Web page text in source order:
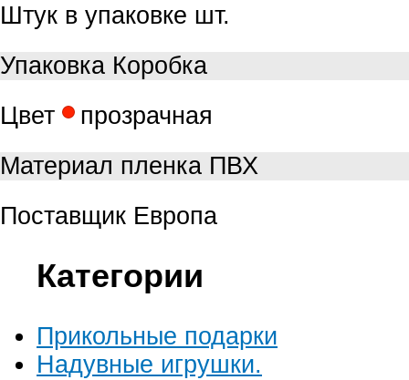
Штук в упаковке шт.
Упаковка Коробка
Цвет
прозрачная
Материал пленка ПВХ
Поставщик Европа
Категории
Прикольные подарки
Надувные игрушки.